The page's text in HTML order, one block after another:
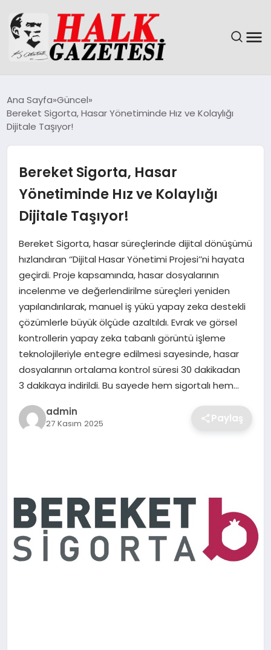
DÜNYA
MAGAZIN
SAĞLIK
SIYASET
SPOR
TEKNOLOJI
YAŞAM
Ana Sayfa Güncel
Bereket Sigorta, Hasar Yönetiminde Hız ve Kolaylığı
Dijitale Taşıyor!
Bereket Sigorta, Hasar
Yönetiminde Hız ve Kolaylığı
Dijitale Taşıyor!
Bereket Sigorta, hasar süreçlerinde dijital dönüşümü
hızlandıran ‘’Dijital Hasar Yönetimi Projesi’’ni hayata
geçirdi. Proje kapsamında, hasar dosyalarının
incelenme ve değerlendirilme süreçleri yeniden
yapılandırılarak, manuel iş yükü yapay zeka destekli
çözümlerle büyük ölçüde azaltıldı. Evrak ve görsel
kontrollerin yapay zeka tabanlı görüntü işleme
teknolojileriyle entegre edilmesi sayesinde, hasar
dosyalarının ortalama kontrol süresi 30 dakikadan
3 dakikaya indirildi. Bu sayede hem sigortalı hem…
admin
27 Kasım 2025 Paylaş